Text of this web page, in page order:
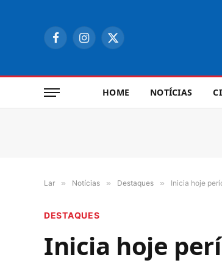
FacebookInstagram
X
HOME NOTÍCIAS
Lar » Notícias » Destaques » Inicia hoje
DESTAQUES
Inicia hoje